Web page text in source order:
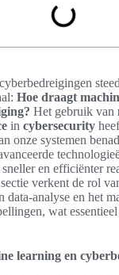
Hoe draagt
Het gebruik van
in cybersecurity
onze systemen
en efficiënter
verkent de rol
data-analyse en het
wat
learning en